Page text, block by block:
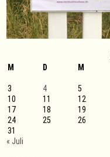
M
D M
3
4 5
10
11 12
17
18 19
24
25 26
31
« Juli